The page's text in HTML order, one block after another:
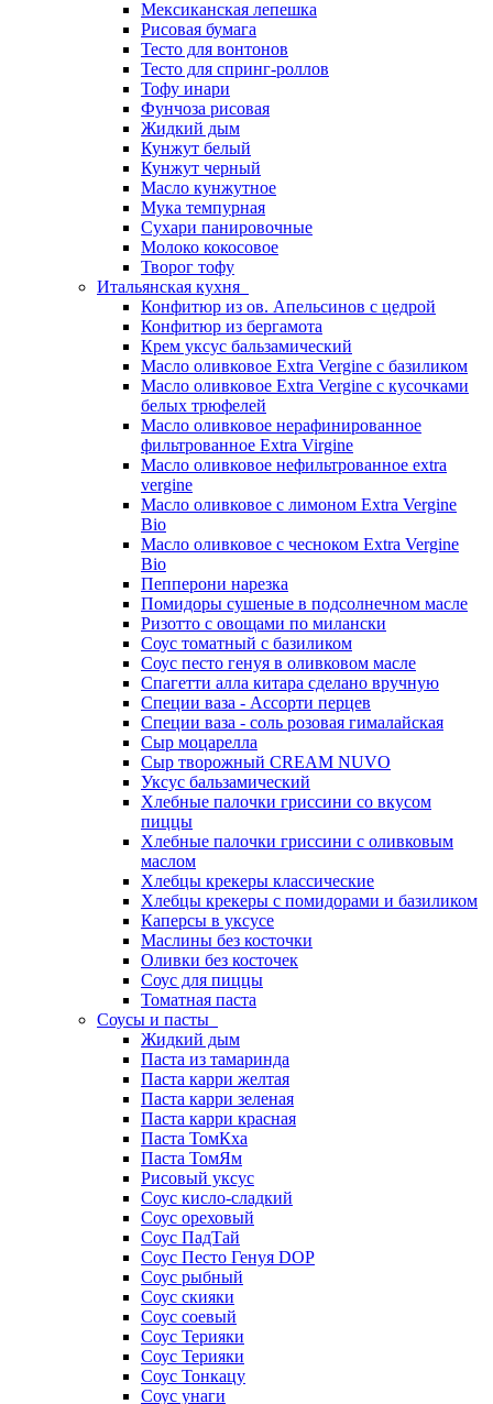
Мексиканская лепешка
Рисовая бумага
Тесто для вонтонов
Тесто для спринг-роллов
Тофу инари
Фунчоза рисовая
Жидкий дым
Кунжут белый
Кунжут черный
Масло кунжутное
Мука темпурная
Сухари панировочные
Молоко кокосовое
Творог тофу
Итальянская кухня
Конфитюр из ов. Апельсинов с цедрой
Конфитюр из бергамота
Крем уксус бальзамический
Масло оливковое Extra Vergine с базиликом
Масло оливковое Extra Vergine с кусочками
белых трюфелей
Масло оливковое нерафинированное
фильтрованное Extra Virgine
Масло оливковое нефильтрованное extra
vergine
Масло оливковое с лимоном Extra Vergine
Bio
Масло оливковое с чесноком Extra Vergine
Bio
Пепперони нарезка
Помидоры сушеные в подсолнечном масле
Ризотто с овощами по милански
Соус томатный с базиликом
Соус песто генуя в оливковом масле
Спагетти алла китара сделано вручную
Специи ваза - Ассорти перцев
Специи ваза - соль розовая гималайская
Сыр моцарелла
Сыр творожный CREАM NUVO
Уксус бальзамический
Хлебные палочки гриссини со вкусом
пиццы
Хлебные палочки гриссини с оливковым
маслом
Хлебцы крекеры классические
Хлебцы крекеры с помидорами и базиликом
Каперсы в уксусе
Маслины без косточки
Оливки без косточек
Соус для пиццы
Томатная паста
Соусы и пасты
Жидкий дым
Паста из тамаринда
Паста карри желтая
Паста карри зеленая
Паста карри красная
Паста ТомКха
Паста ТомЯм
Рисовый уксус
Соус кисло-сладкий
Соус ореховый
Соус ПадТай
Соус Песто Генуя DOP
Соус рыбный
Соус скияки
Соус соевый
Соус Терияки
Соус Терияки
Соус Тонкацу
Соус унаги